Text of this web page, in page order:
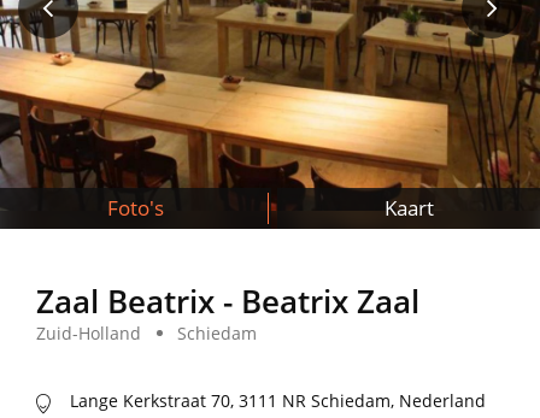
Foto's Kaart
Zaal Beatrix - Beatrix Zaal
Zuid-Holland Schiedam
Lange Kerkstraat 70, 3111 NR Schiedam, Nederland